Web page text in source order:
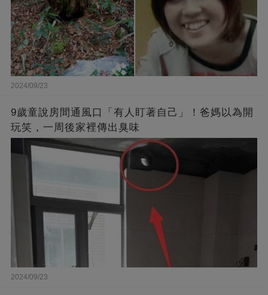
2024/09/23
9歲童說房間通風口「有人盯著自己」！爸媽以為開
玩笑，一周後家裡傳出臭味
2024/09/23